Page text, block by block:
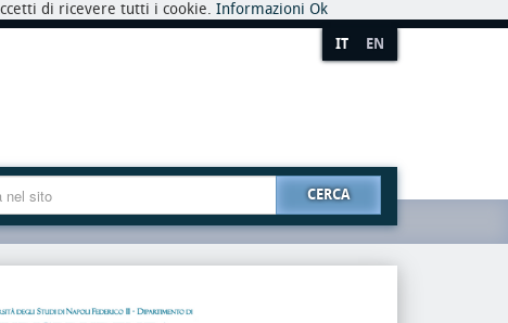
di ricevere tutti i cookie. Informazioni Ok
IT EN
CERCA